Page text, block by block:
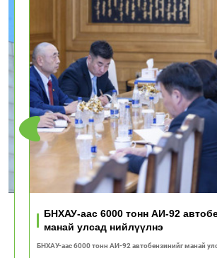
БНХАУ-аас 6000 тонн АИ-92
манай улсад нийлүүлнэ
БНХАУ-аас 6000 тонн АИ-92 автобензинийг манай